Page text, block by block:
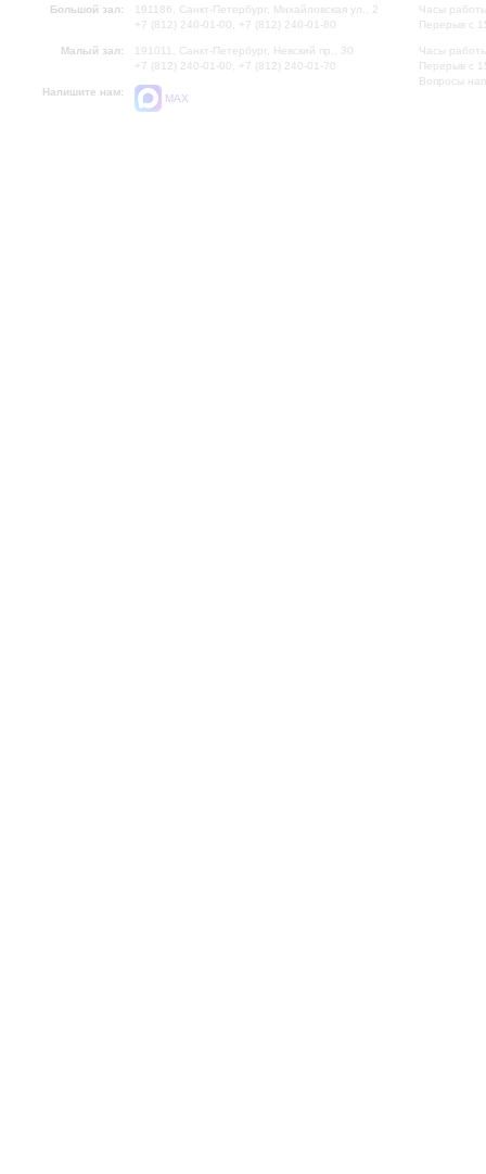
Большой зал:
191186, Санкт-Петербург, Михайловская ул., 2
+7 (812) 240-01-00, +7 (812) 240-01-80
Малый зал:
191011, Санкт-Петербург, Невский пр., 30
+7 (812) 240-01-00, +7 (812) 240-01-70
Напишите нам:
MAX
Часы
Перерыв с
Часы
Перерыв с
Вопросы